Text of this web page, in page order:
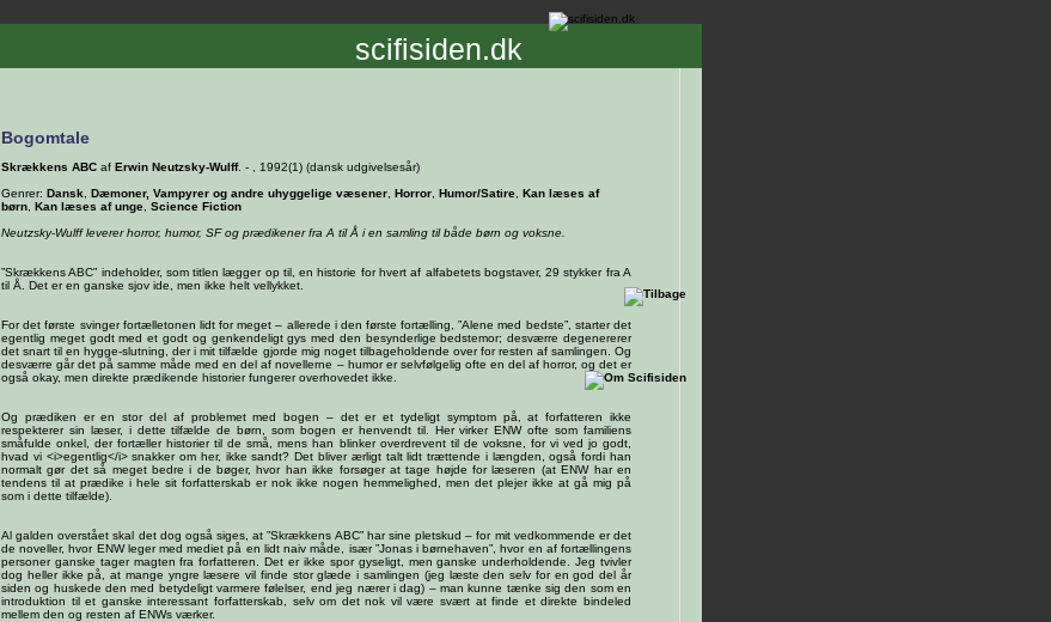
Bogomtale
Skrækkens ABC af Erwin Neutzsky-Wulff. - , 1992(1) (dansk udgivelsesår)
Genrer: Dansk Dæmoner, Vampyrer og andre uhyggelige væsener Horror Humor/Satire Kan læses af
børn Kan læses af unge Science Fiction
Neutzsky-Wulff leverer horror, humor, SF og prædikener fra A til Å i en samling til både børn og voksne.
”Skrækkens ABC” indeholder, som titlen lægger op til, en historie for hvert af alfabetets bogstaver, 29 stykker fra A
til Å. Det er en ganske sjov ide, men ikke helt vellykket.
For det første svinger fortælletonen lidt for meget – allerede i den første fortælling, ”Alene med bedste”, starter det
egentlig meget godt med et godt og genkendeligt gys med den besynderlige bedstemor; desværre degenererer
det snart til en hygge-slutning, der i mit tilfælde gjorde mig noget tilbageholdende over for resten af samlingen. Og
desværre går det på samme måde med en del af novellerne – humor er selvfølgelig ofte en del af horror, og det er
også okay, men direkte prædikende historier fungerer overhovedet ikke.
Og prædiken er en stor del af problemet med bogen – det er et tydeligt symptom på, at forfatteren ikke
respekterer sin læser, i dette tilfælde de børn, som bogen er henvendt til. Her virker ENW ofte som familiens
småfulde onkel, der fortæller historier til de små, mens han blinker overdrevent til de voksne, for vi ved jo godt,
hvad vi <i>egentlig</i> snakker om her, ikke sandt? Det bliver ærligt talt lidt trættende i længden, også fordi han
normalt gør det så meget bedre i de bøger, hvor han ikke forsøger at tage højde for læseren (at ENW har en
tendens til at prædike i hele sit forfatterskab er nok ikke nogen hemmelighed, men det plejer ikke at gå mig på
som i dette tilfælde).
Al galden overstået skal det dog også siges, at ”Skrækkens ABC” har sine pletskud – for mit vedkommende er det
de noveller, hvor ENW leger med mediet på en lidt naiv måde, især ”Jonas i børnehaven”, hvor en af fortællingens
personer ganske tager magten fra forfatteren. Det er ikke spor gyseligt, men ganske underholdende. Jeg tvivler
dog heller ikke på, at mange yngre læsere vil finde stor glæde i samlingen (jeg læste den selv for en god del år
siden og huskede den med betydeligt varmere følelser, end jeg nærer i dag) – man kunne tænke sig den som en
introduktion til et ganske interessant forfatterskab, selv om det nok vil være svært at finde et direkte bindeled
mellem den og resten af ENWs værker.
scifisiden.dk